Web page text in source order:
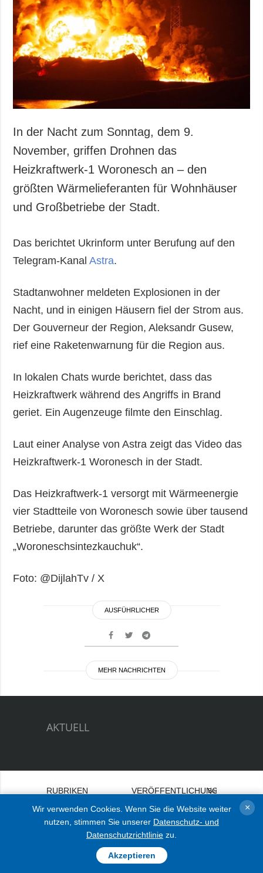
In der Nacht zum Sonntag, dem 9.
November, griffen Drohnen das
Heizkraftwerk-1 Woronesch an – den
größten Wärmelieferanten für Wohnhäuser
und Großbetriebe der Stadt.
Das berichtet Ukrinform unter Berufung auf den
Telegram-KanalAstra.
Stadtanwohner meldeten Explosionen in der
Nacht, und in einigen Häusern fiel der Strom aus.
Der Gouverneur der Region, Aleksandr Gusew,
rief eine Raketenwarnung für die Region aus.
In lokalen Chats wurde berichtet, dass das
Heizkraftwerk während des Angriffs in Brand
geriet. Ein Augenzeuge filmte den Einschlag.
Laut einer Analyse von Astra zeigt das Video das
Heizkraftwerk-1 Woronesch in der Stadt.
Das Heizkraftwerk-1 versorgt mit Wärmeenergie
vier Stadtteile von Woronesch sowie über tausend
Betriebe, darunter das größte Werk der Stadt
„Woroneschsintezkauchuk“.
Foto: @DijlahTv / X
AUSFÜHRLICHER
MEHR NACHRICHTEN
AKTUELL
RUBRIKEN
Krieg
Wiederaufbau der
VERÖFFENTLICHUNGEN
INTERVIEW
FOTOS
VIDEO
Bei
Wir verwenden Cookies. Wenn Sie die Website weiter
nutzen, stimmen Sie unserer Datenschutz- und
Datenschutzrichtlinie zu.
Akzeptieren
×